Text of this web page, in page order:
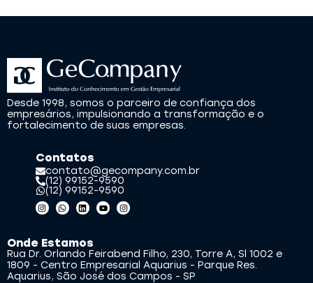
Desde 1998, somos o parceiro de confiança dos
empresários, impulsionando a transformação e o
fortalecimento de suas empresas.
Contatos
contato@gecompany.com.br
(12) 99152-9590
(12) 99152-9590
Onde Estamos
Rua Dr. Orlando Feirabend Filho, 230, Torre A, Sl 1002 e
1809 - Centro Empresarial Aquarius - Parque Res.
Aquarius, São José dos Campos - SP